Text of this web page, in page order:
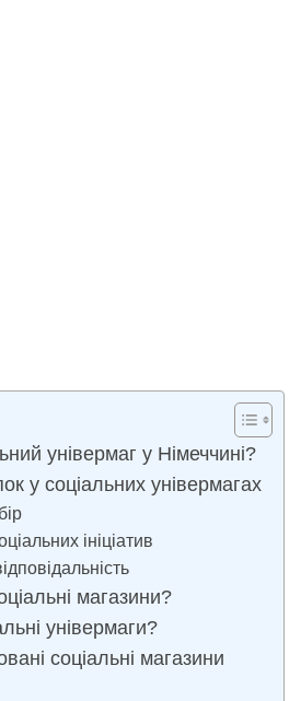
універмаг у Німеччині?
у соціальних універмагах
ініціатив
магазини?
універмаги?
соціальні магазини